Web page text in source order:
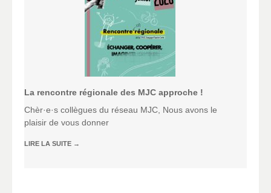
La rencontre régionale des MJC approche !
Chèr·e·s collègues du réseau MJC, Nous avons le
plaisir de vous donner
LIRE LA SUITE →